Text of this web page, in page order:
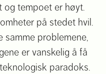
og tempoet er høyt.
på stedet hvil.
samme problemene,
er vanskelig å få
paradoks.